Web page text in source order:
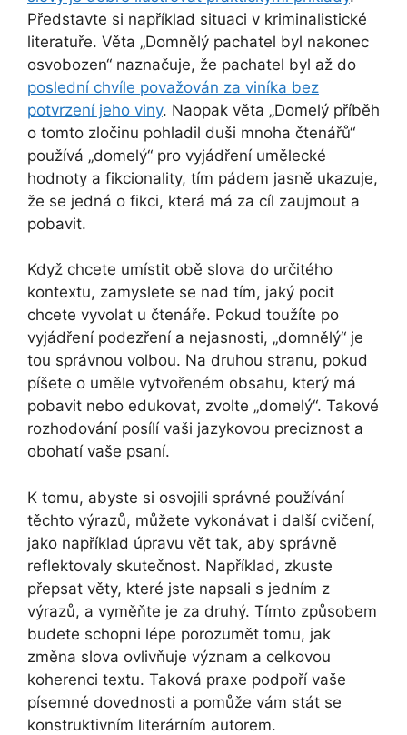
Představte si například situaci v kriminalistické
literatuře. Věta „Domnělý pachatel byl nakonec
osvobozen“ naznačuje, že pachatel byl až do
poslední chvíle považován za viníka bez
potvrzení jeho viny. Naopak věta „Domelý příběh
o tomto zločinu pohladil duši mnoha čtenářů“
používá „domelý“ pro vyjádření umělecké
hodnoty a fikcionality, tím pádem jasně ukazuje,
že se jedná o fikci, která má za cíl zaujmout a
pobavit.
Když chcete umístit obě slova do určitého
kontextu, zamyslete se nad tím, jaký pocit
chcete vyvolat u čtenáře. Pokud toužíte po
vyjádření podezření a nejasnosti, „domnělý“ je
tou správnou volbou. Na druhou stranu, pokud
píšete o uměle vytvořeném obsahu, který má
pobavit nebo edukovat, zvolte „domelý“. Takové
rozhodování posílí vaši jazykovou preciznost a
obohatí vaše psaní.
K tomu, abyste si osvojili správné používání
těchto výrazů, můžete vykonávat i další cvičení,
jako například úpravu vět tak, aby správně
reflektovaly skutečnost. Například, zkuste
přepsat věty, které jste napsali s jedním z
výrazů, a vyměňte je za druhý. Tímto způsobem
budete schopni lépe porozumět tomu, jak
změna slova ovlivňuje význam a celkovou
koherenci textu. Taková praxe podpoří vaše
písemné dovednosti a pomůže vám stát se
konstruktivním literárním autorem.